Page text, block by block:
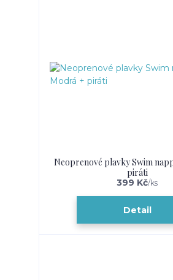
Neoprenové plavky Swim
piráti
399 Kč/ks
Detail